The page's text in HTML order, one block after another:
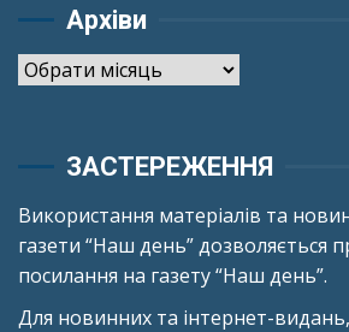
Архіви
Архіви
ЗАСТЕРЕЖЕННЯ
Використання матеріалів та
газети “Наш день” дозволяється
посилання на газету “Наш день”.
Для новинних та інтернет-